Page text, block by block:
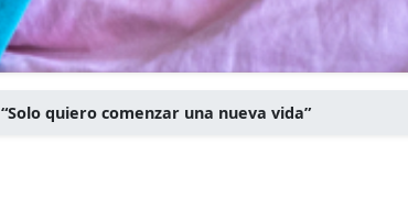
“Solo quiero comenzar una nueva vida”